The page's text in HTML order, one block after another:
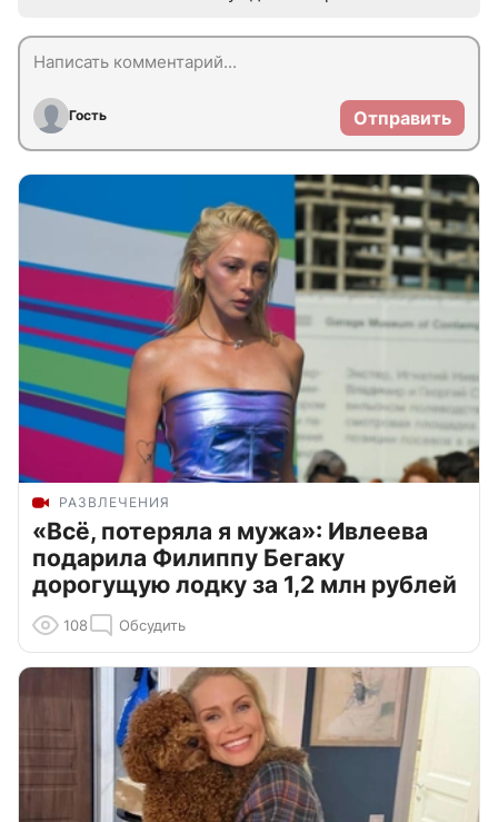
Гость Отправить
РАЗВЛЕЧЕНИЯ
«Всё, потеряла я мужа»: Ивлеева
подарила Филиппу Бегаку
дорогущую лодку за 1,2 млн рублей
108 Обсудить